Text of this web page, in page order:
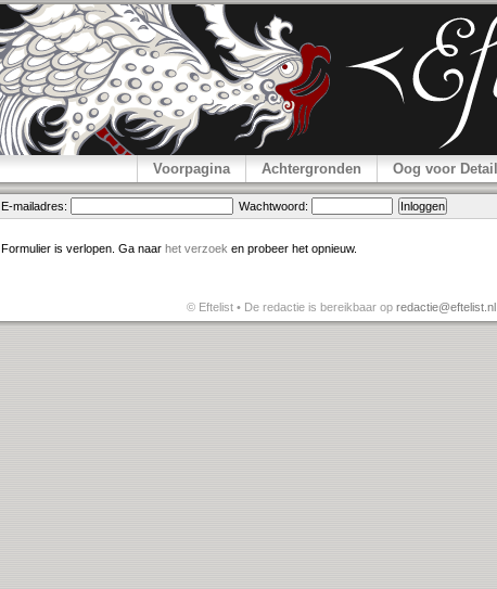
Voorpagina Achtergronden Oog voor Detail
E-mailadres: Wachtwoord:
Formulier is verlopen. Ga naar het verzoek en probeer het opnieuw.
© Eftelist • De redactie is bereikbaar op redactie@eftelist.nl